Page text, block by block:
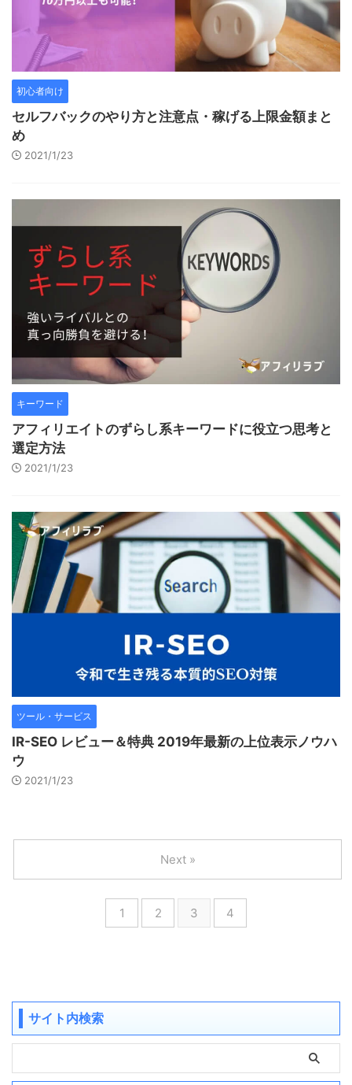
初心者向け
セルフバックのやり方と注意点・稼げる上限金額まと
め
2021/1/23
キーワード
アフィリエイトのずらし系キーワードに役立つ思考と
選定方法
2021/1/23
ツール・サービス
IR-SEO レビュー＆特典 2019年最新の上位表示ノウハ
ウ
2021/1/23
1 2 3 4
Next »
サイト内検索